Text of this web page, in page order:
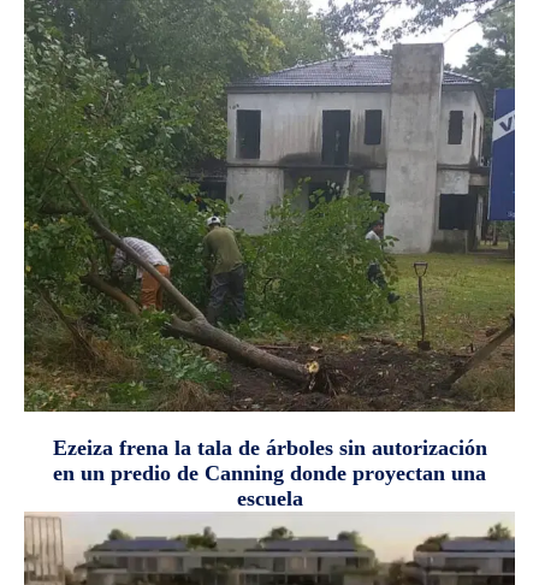
Ezeiza frena la tala de árboles sin autorización
en un predio de Canning donde proyectan una
escuela